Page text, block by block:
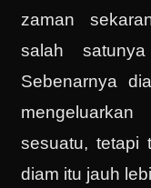
zaman
salah
Sebenarnya
sesuatu, tetapi
diam itu jauh